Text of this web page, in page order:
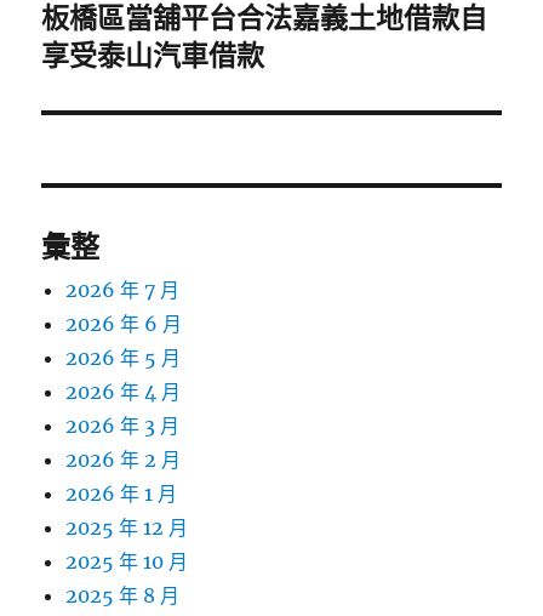
下
一
文
板橋區當舖平台合法嘉義土地借款自
享受泰山汽車借款
彙整
2026 年 7 月
2026 年 6 月
2026 年 5 月
2026 年 4 月
2026 年 3 月
2026 年 2 月
2026 年 1 月
2025 年 12 月
2025 年 10 月
2025 年 8 月